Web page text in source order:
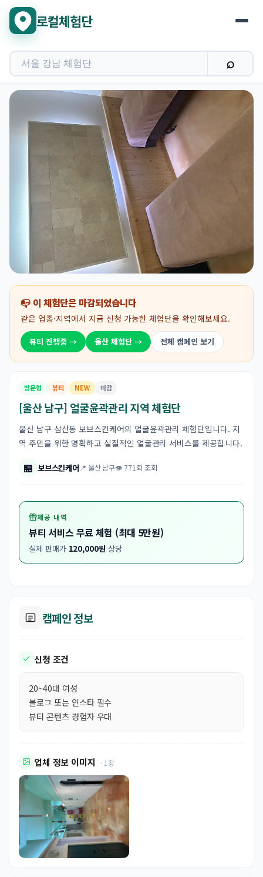
로컬체험단
📭 이 체험단은 마감되었습니다
같은 업종·지역에서 지금 신청 가능한 체험단을 확인해보세요.
뷰티 진행중 → 울산 체험단 → 전체 캠페인 보기
방문형 뷰티 NEW 마감
[울산 남구] 얼굴윤곽관리 지역 체험단
울산 남구 삼산동 보브스킨케어의 얼굴윤곽관리 체험단입니다. 지
역 주민을 위한 명확하고 실질적인 얼굴관리 서비스를 제공합니다.
🏪 보브스킨케어 📍 울산 남구👁 771회 조회
제공 내역
뷰티 서비스 무료 체험 (최대 5만원)
실제 판매가 120,000원 상당
캠페인 정보
신청 조건
20~40대 여성
블로그 또는 인스타 필수
뷰티 콘텐츠 경험자 우대
업체 정보 이미지 · 1장